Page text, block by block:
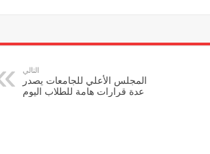
التالي
المجلس الأعلي للجامعات يصدر
عدة قرارات هامة للطلاب اليوم